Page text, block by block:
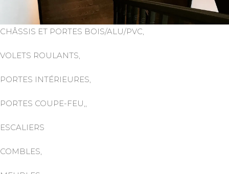
CHÂSSIS ET PORTES BOIS/ALU/PVC,
VOLETS ROULANTS,
PORTES INTÉRIEURES,
PORTES COUPE-FEU,,
ESCALIERS
COMBLES,